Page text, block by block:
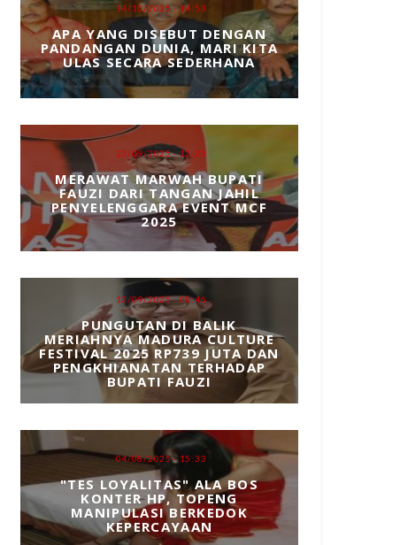
06/08/2026 - 14:02
Brigade 571 Kembali Geruduk
14/10/2025 - 14:53
APA YANG DISEBUT DENGAN
PANDANGAN DUNIA, MARI KITA
ULAS SECARA SEDERHANA
23/09/2025 - 12:25
MERAWAT MARWAH BUPATI
FAUZI DARI TANGAN JAHIL
PENYELENGGARA EVENT MCF
2025
12/09/2025 - 08:46
PUNGUTAN DI BALIK
MERIAHNYA MADURA CULTURE
FESTIVAL 2025 RP739 JUTA DAN
PENGKHIANATAN TERHADAP
BUPATI FAUZI
04/08/2025 - 15:33
"TES LOYALITAS" ALA BOS
KONTER HP, TOPENG
MANIPULASI BERKEDOK
KEPERCAYAAN